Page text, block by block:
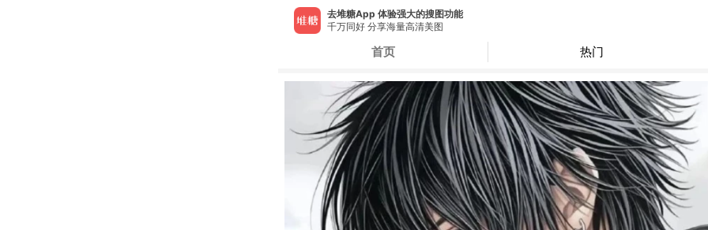
去堆糖App 体验强大的搜图功能
千万同好 分享海量高清美图
首页 热门